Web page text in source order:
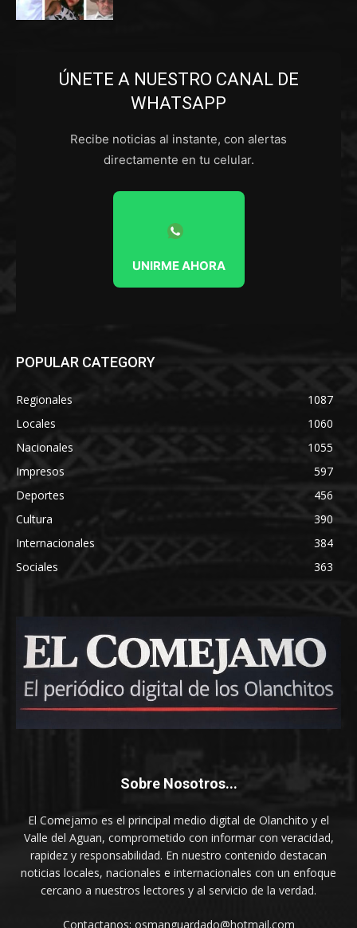
ÚNETE A NUESTRO CANAL DE
WHATSAPP
Recibe noticias al instante, con alertas
directamente en tu celular.
UNIRME AHORA
POPULAR CATEGORY
Regionales
1087
Locales
1060
Nacionales
1055
Impresos
597
Deportes
456
Cultura
390
Internacionales
384
Sociales
363
Sobre Nosotros...
El Comejamo es el principal medio digital de Olanchito y el
Valle del Aguan, comprometido con informar con veracidad,
rapidez y responsabilidad. En nuestro contenido destacan
noticias locales, nacionales e internacionales con un enfoque
cercano a nuestros lectores y al servicio de la verdad.
Contactanos: osmanguardado@hotmail.com